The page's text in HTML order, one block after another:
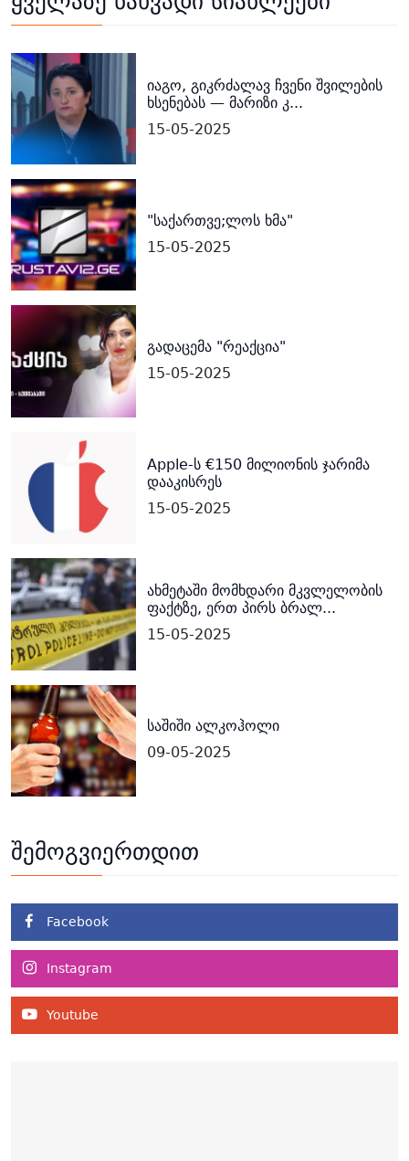
იაგო, გიკრძალავ ჩვენი შვილების
ხსენებას — მარიზი კ...
15-05-2025
"საქართვე;ლოს ხმა"
15-05-2025
გადაცემა "რეაქცია"
15-05-2025
Apple-ს €150 მილიონის ჯარიმა
დააკისრეს
15-05-2025
ახმეტაში მომხდარი მკვლელობის
ფაქტზე, ერთ პირს ბრალ...
15-05-2025
საშიში ალკოჰოლი
09-05-2025
შემოგვიერთდით
Facebook
Instagram
Youtube